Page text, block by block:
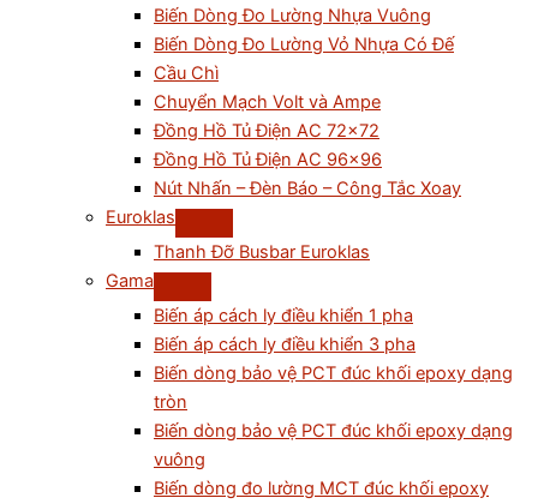
Biến Dòng Đo Lường Nhựa Vuông
Biến Dòng Đo Lường Vỏ Nhựa Có Đế
Cầu Chì
Chuyển Mạch Volt và Ampe
Đồng Hồ Tủ Điện AC 72×72
Đồng Hồ Tủ Điện AC 96×96
Nút Nhấn – Đèn Báo – Công Tắc Xoay
Euroklas
Thanh Đỡ Busbar Euroklas
Gama
Biến áp cách ly điều khiển 1 pha
Biến áp cách ly điều khiển 3 pha
Biến dòng bảo vệ PCT đúc khối epoxy dạng
tròn
Biến dòng bảo vệ PCT đúc khối epoxy dạng
vuông
Biến dòng đo lường MCT đúc khối epoxy